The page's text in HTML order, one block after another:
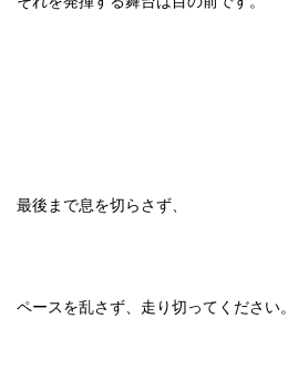
最後まで息を切らさず、
ペースを乱さず、走り切ってください。